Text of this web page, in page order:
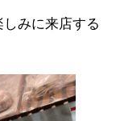
みに来店する